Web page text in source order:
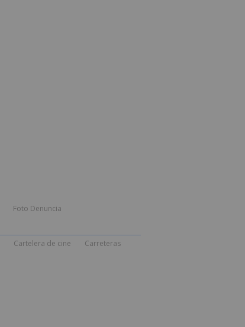
Foto Denuncia
Cartelera de cine Carreteras